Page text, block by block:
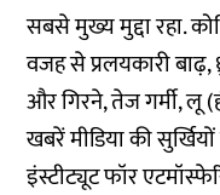
सबसे मुख्य मुद्दा रहा.
वजह से प्रलयकारी बाढ़,
और गिरने, तेज गर्मी,
खबरें मीडिया की
इंस्टीट्यूट फॉर